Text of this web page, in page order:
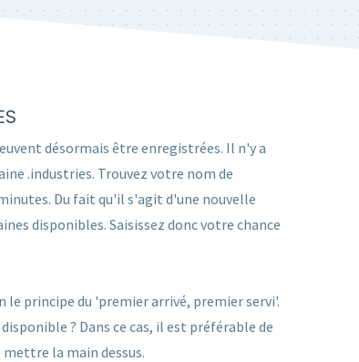
désormais être enregistrées. Il n'y a
.industries. Trouvez votre nom de
Du fait qu'il s'agit d'une nouvelle
disponibles. Saisissez donc votre chance
principe du 'premier arrivé, premier servi'.
? Dans ce cas, il est préférable de
la main dessus.